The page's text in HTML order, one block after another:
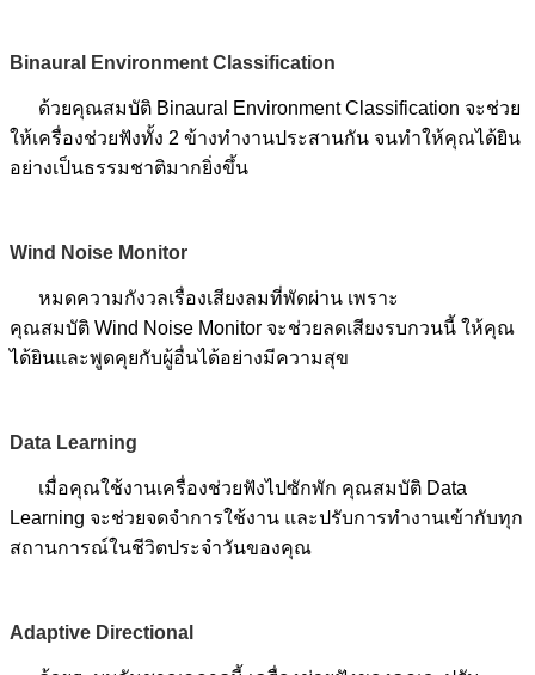
Binaural Environment Classification
ด้วยคุณสมบัติ Binaural Environment Classification จะช่วย
ให้เครื่องช่วยฟังทั้ง 2 ข้างทำงานประสานกัน จนทำให้คุณได้ยิน
อย่างเป็นธรรมชาติมากยิ่งขึ้น
Wind Noise Monitor
หมดความกังวลเรื่องเสียงลมที่พัดผ่าน เพราะ
คุณสมบัติ Wind Noise Monitor จะช่วยลดเสียงรบกวนนี้ ให้คุณ
ได้ยินและพูดคุยกับผู้อื่นได้อย่างมีความสุข
Data Learning
เมื่อคุณใช้งานเครื่องช่วยฟังไปซักพัก คุณสมบัติ Data
Learning จะช่วยจดจำการใช้งาน และปรับการทำงานเข้ากับทุก
สถานการณ์ในชีวิตประจำวันของคุณ
Adaptive Directional